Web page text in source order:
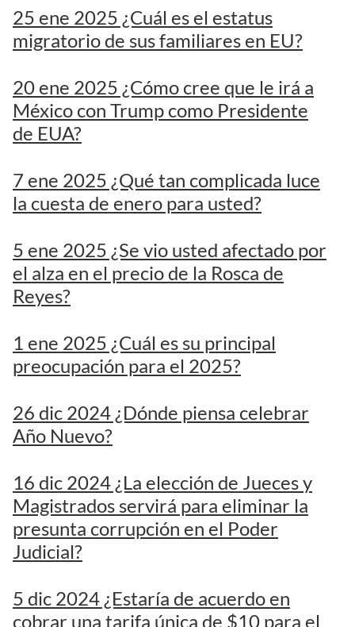
25 ene 2025 ¿Cuál es el estatus
migratorio de sus familiares en EU?
20 ene 2025 ¿Cómo cree que le irá a
México con Trump como Presidente
de EUA?
7 ene 2025 ¿Qué tan complicada luce
la cuesta de enero para usted?
5 ene 2025 ¿Se vio usted afectado por
el alza en el precio de la Rosca de
Reyes?
1 ene 2025 ¿Cuál es su principal
preocupación para el 2025?
26 dic 2024 ¿Dónde piensa celebrar
Año Nuevo?
16 dic 2024 ¿La elección de Jueces y
Magistrados servirá para eliminar la
presunta corrupción en el Poder
Judicial?
5 dic 2024 ¿Estaría de acuerdo en
cobrar una tarifa única de $10 para el